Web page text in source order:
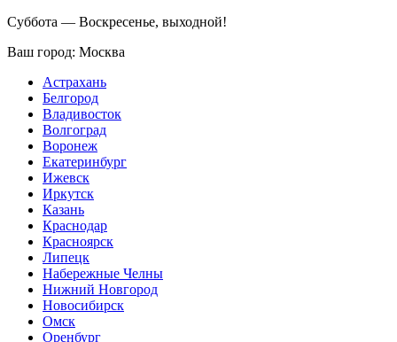
Суббота — Воскресенье, выходной!
Ваш город: Москва
Астрахань
Белгород
Владивосток
Волгоград
Воронеж
Екатеринбург
Ижевск
Иркутск
Казань
Краснодар
Красноярск
Липецк
Набережные Челны
Нижний Новгород
Новосибирск
Омск
Оренбург